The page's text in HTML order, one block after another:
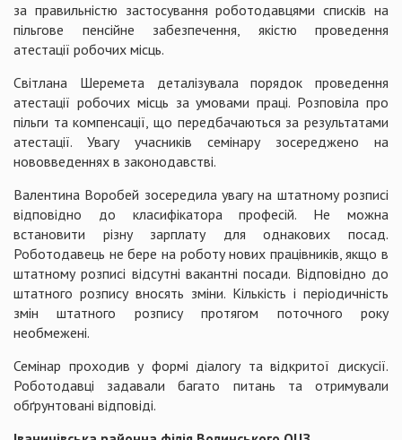
за правильністю застосування роботодавцями списків на
пільгове пенсійне забезпечення, якістю проведення
атестації робочих місць.
Світлана Шеремета деталізувала порядок проведення
атестації робочих місць за умовами праці. Розповіла про
пільги та компенсації, що передбачаються за результатами
атестації. Увагу учасників семінару зосереджено на
нововведеннях в законодавстві.
Валентина Воробей зосередила увагу на штатному розписі
відповідно до класифікатора професій. Не можна
встановити різну зарплату для однакових посад.
Роботодавець не бере на роботу нових працівників, якщо в
штатному розписі відсутні вакантні посади. Відповідно до
штатного розпису вносять зміни. Кількість і періодичність
змін штатного розпису протягом поточного року
необмежені.
Семінар проходив у формі діалогу та відкритої дискусії.
Роботодавці задавали багато питань та отримували
обґрунтовані відповіді.